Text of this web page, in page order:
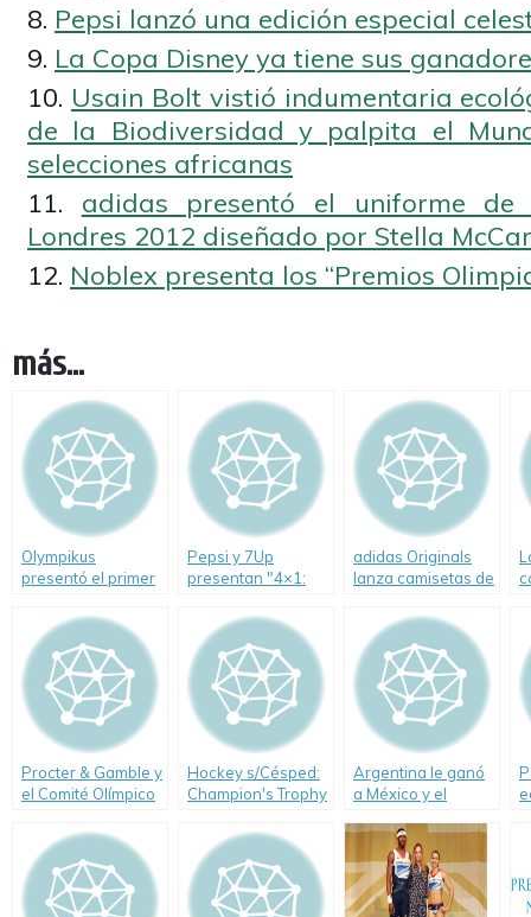
Pepsi lanzó una edición especial
La Copa Disney ya tiene sus
Usain Bolt vistió indumentaria
de la Biodiversidad y palpita el
selecciones africanas
adidas presentó el uniforme
Londres 2012 diseñado por Stella
Noblex presenta los “Premios
más...
Olympikus
presentó el primer
Rugby de Liceo
Naval
Pepsi y 7Up
presentan "4×1:
Promo"
adidas Originals
lanza camisetas de
en la saga
cinematográfica
"La Guerra de las
Galaxias"
Procter & Gamble y
el Comité Olímpico
anuncian Alianza
Olímpica Global
Hockey s/Césped:
Champion's Trophy
tricampeonas!
Argentina le ganó
a México y el
al clima